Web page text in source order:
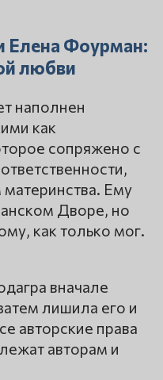
Елена Фоурман:
любви
наполнен
как
сопряжено с
материнства. Ему
Дворе, но
как только мог.
вначале
лишила его и
авторские права
авторам и